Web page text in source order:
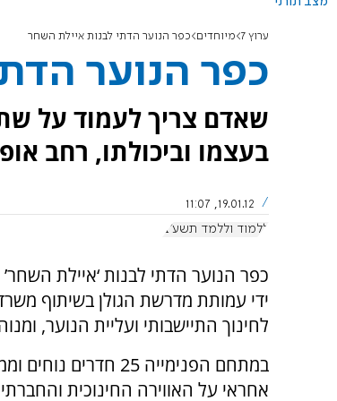
ערוץ 7 מיוחדים כפר הנוער הדתי לבנות איילת השחר
כפר הנוער
שאדם צריך לעמוד על
בעצמו וביכולתו, רחב
19.01.12, 11:07
ללמוד וללמד תשע"ב
ידי עמותת מדרשת הגולן בשיתוף
לחינוך התיישבותי ועליית הנוער,
במתחם הפנימייה 25
אחראי על האווירה החינוכית